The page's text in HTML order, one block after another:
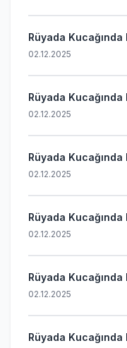
Rüyada Kucağında
02.12.2025
Rüyada Kucağında
02.12.2025
Rüyada Kucağında
02.12.2025
Rüyada
02.12.2025
Rüyada
02.12.2025
Rüyada